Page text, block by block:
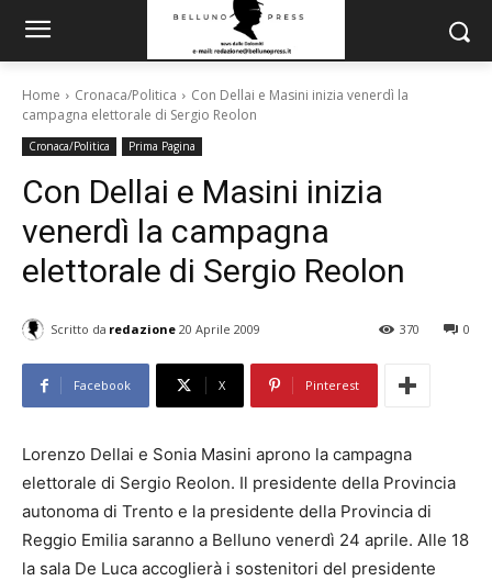
Home Cronaca/Politica
Con Dellai e Masini inizia venerdì la
campagna elettorale di Sergio Reolon
Cronaca/Politica Prima Pagina
Con Dellai e Masini inizia
venerdì la campagna
elettorale di Sergio Reolon
Scritto da redazione 20 Aprile 2009 0
370
Facebook X Pinterest
Lorenzo Dellai e Sonia Masini aprono la campagna
elettorale di Sergio Reolon. Il presidente della Provincia
autonoma di Trento e la presidente della Provincia di
Reggio Emilia saranno a Belluno venerdì 24 aprile. Alle 18
la sala De Luca accoglierà i sostenitori del presidente